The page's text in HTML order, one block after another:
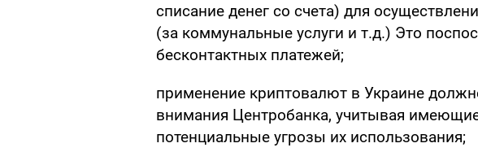
списание денег со счета) для
(за коммунальные услуги и т.д.) Это
бесконтактных платежей;
применение криптовалют в Украине
внимания Центробанка, учитывая
потенциальные угрозы их использования;